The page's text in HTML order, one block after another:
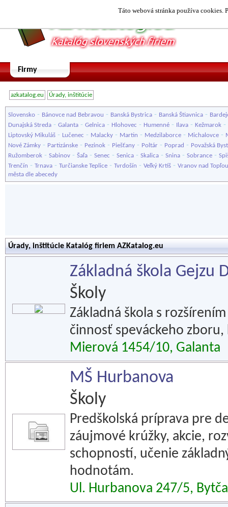
Táto webová stránka používa cookies.
Firmy
azkatalog.eu Úrady, inštitúcie
Slovensko - Bánovce nad Bebravou - Banská Bystrica - Banská Štiavnica -
Dunajská Streda - Galanta - Gelnica - Hlohovec - Humenné - Ilava - Kežmarok -
Liptovský Mikuláš - Lučenec - Malacky - Martin - Medzilaborce - Michalovce -
Nové Zámky - Partizánske - Pezinok - Piešťany - Poltár - Poprad - Považská
Ružomberok - Sabinov - Šaľa - Senec - Senica - Skalica - Snina - Sobrance -
Trenčín - Trnava - Turčianske Teplice - Tvrdošín - Veľký Krtíš - Vranov nad Topľou
města dle abecedy
Úrady, inštitúcie Katalóg firiem AZKatalog.eu
Základná škola Gejzu
Školy
Základná škola s
činnosť speváckeho
Mierová 1454/10, Galanta
MŠ Hurbanova
Školy
Predškolská príprava pre
záujmové krúžky, akcie,
schopností, učenie
hodnotám.
Ul. Hurbanova 247/5, Bytča